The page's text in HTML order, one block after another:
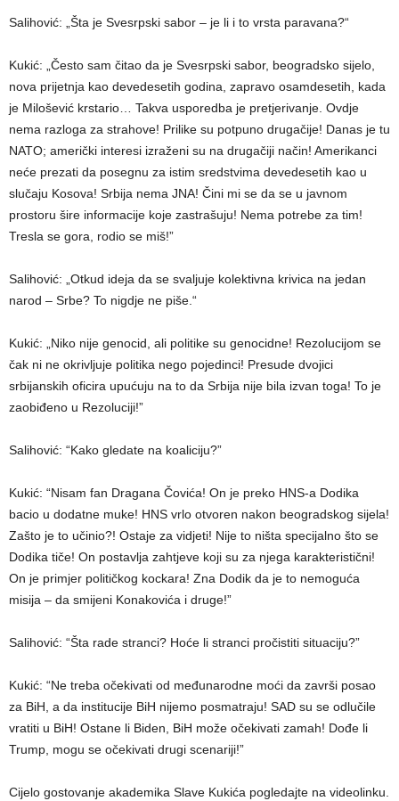
Salihović: „Šta je Svesrpski sabor – je li i to vrsta paravana?“
Kukić: „Često sam čitao da je Svesrpski sabor, beogradsko sijelo,
nova prijetnja kao devedesetih godina, zapravo osamdesetih, kada
je Milošević krstario… Takva usporedba je pretjerivanje. Ovdje
nema razloga za strahove! Prilike su potpuno drugačije! Danas je tu
NATO; američki interesi izraženi su na drugačiji način! Amerikanci
neće prezati da posegnu za istim sredstvima devedesetih kao u
slučaju Kosova! Srbija nema JNA! Čini mi se da se u javnom
prostoru šire informacije koje zastrašuju! Nema potrebe za tim!
Tresla se gora, rodio se miš!”
Salihović: „Otkud ideja da se svaljuje kolektivna krivica na jedan
narod – Srbe? To nigdje ne piše.“
Kukić: „Niko nije genocid, ali politike su genocidne! Rezolucijom se
čak ni ne okrivljuje politika nego pojedinci! Presude dvojici
srbijanskih oficira upućuju na to da Srbija nije bila izvan toga! To je
zaobiđeno u Rezoluciji!”
Salihović: “Kako gledate na koaliciju?”
Kukić: “Nisam fan Dragana Čovića! On je preko HNS-a Dodika
bacio u dodatne muke! HNS vrlo otvoren nakon beogradskog sijela!
Zašto je to učinio?! Ostaje za vidjeti! Nije to ništa specijalno što se
Dodika tiče! On postavlja zahtjeve koji su za njega karakteristični!
On je primjer političkog kockara! Zna Dodik da je to nemoguća
misija – da smijeni Konakovića i druge!”
Salihović: “Šta rade stranci? Hoće li stranci pročistiti situaciju?”
Kukić: “Ne treba očekivati od međunarodne moći da završi posao
za BiH, a da institucije BiH nijemo posmatraju! SAD su se odlučile
vratiti u BiH! Ostane li Biden, BiH može očekivati zamah! Dođe li
Trump, mogu se očekivati drugi scenariji!”
Cijelo gostovanje akademika Slave Kukića pogledajte na videolinku.